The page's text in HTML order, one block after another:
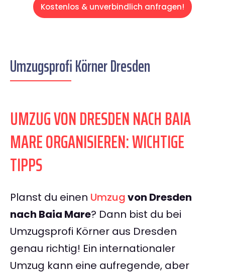
Kostenlos & unverbindlich anfragen!
Umzugsprofi Körner Dresden
UMZUG VON DRESDEN NACH BAIA
MARE ORGANISIEREN: WICHTIGE
TIPPS
Planst du einen Umzugvon Dresden
nach Baia Mare? Dann bist du bei
Umzugsprofi Körner aus Dresden
genau richtig! Ein internationaler
Umzug kann eine aufregende, aber